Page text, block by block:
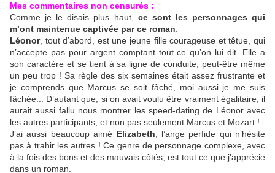
Mes commentaires non censurés :
Comme je le disais plus haut, ce sont les personnages qui
m’ont maintenue captivée par ce roman
Léonor, tout d’abord, est une jeune fille courageuse et têtue, qui
n’accepte pas pour argent comptant tout ce qu’on lui dit. Elle a
son caractère et se tient à sa ligne de conduite, peut-être même
un peu trop ! Sa règle des six semaines était assez frustrante et
je comprends que Marcus se soit fâché, moi aussi je me suis
fâchée... D’autant que, si on avait voulu être vraiment égalitaire, il
aurait aussi fallu nous montrer les speed-dating de Léonor avec
les autres participants, et non pas seulement Marcus et Mozart !
J’ai aussi beaucoup aimé Elizabeth , l’ange perfide qui n’hésite
pas à trahir les autres ! Ce genre de personnage complexe, avec
à la fois des bons et des mauvais côtés, est tout ce que j’apprécie
dans un roman.